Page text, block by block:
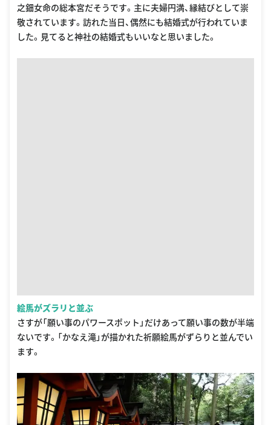
之鈿女命の総本宮だそうです。主に夫婦円満、縁結びとして崇
敬されています。訪れた当日、偶然にも結婚式が行われていま
した。見てると神社の結婚式もいいなと思いました。
絵馬がズラリと並ぶ
さすが「願い事のパワースポット」だけあって願い事の数が半端
ないです。「かなえ滝」が描かれた祈願絵馬がずらりと並んでい
ます。